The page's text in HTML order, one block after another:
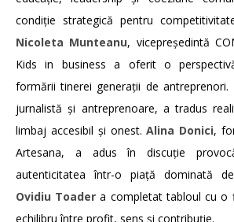
condiție strategică pentru
Nicoleta Munteanu, vicepreședintă
Kids in business a oferit o
formării tinerei generații de antreprenori.
jurnalistă și antreprenoare, a tradus
limbaj accesibil și onest.Alina Donici,
Artesana, a adus în discuție
autenticitatea într-o piață dominată
Ovidiu Toader a completat tabloul cu o
echilibru între profit, sens și contribuție.